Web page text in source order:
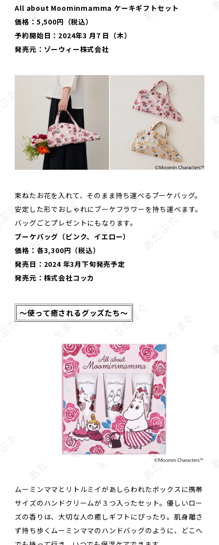
All about Moominmamma ケーキギフトセット
価格：5,500円（税込）
予約開始日：2024年3 月7 日（木）
発売元：ゾーウィー株式会社
束ねたお花を入れて、そのまま持ち運べるブーケバッグ。
安定した形でおしゃれにブーケフラワーを持ち運べます。
バッグごとプレゼントにもなります。
ブーケバッグ（ピンク、イエロー）
価格：各3,300円（税込）
発売日：2024 年3月下旬発売予定
発売元：株式会社コッカ
～使って癒されるグッズたち～
ムーミンママとリトルミイがあしらわれたボックスに携帯
サイズのハンドクリームが３つ入ったセット。優しいロー
ズの香りは、大切な人の癒しギフトにぴったり。肌身離さ
ず持ち歩くムーミンママのハンドバッグのように、どこへ